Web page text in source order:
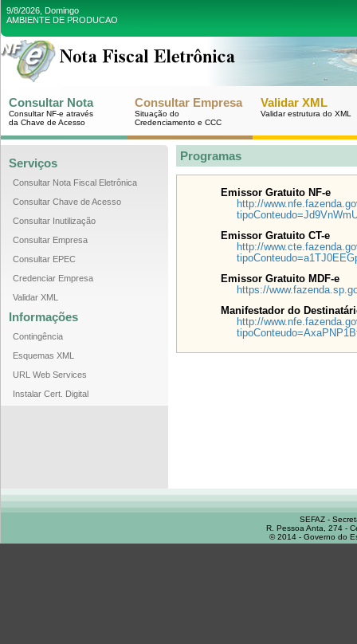
9/8/2026, Domingo
AMBIENTE DE PRODUCAO
Consultar Nota
Consultar NF-e através
da Chave de Acesso
Consultar Empresa
Situação do
Credenciamento e CCC
Validar XML
Validar estrutura do XML
Serviços
Consultar Nota Fiscal Eletrônica
Consultar Chave de Acesso
Consultar Inutilização
Consultar Empresa
Consultar EPEC
Credenciar Empresa
Validar XML
Informações
Contingência
Esquemas XML
URL Web Services
Instalar Cert. Digital
Programas
Emissor Gratuito NF-e
http://
Emissor Gratuito CT-e
http://
Emissor Gratuito MDF-e
https://
Manifestador do
http://
SEFAZ -
R. Pessoa Anta, 274 -
© 2014 - Governo do